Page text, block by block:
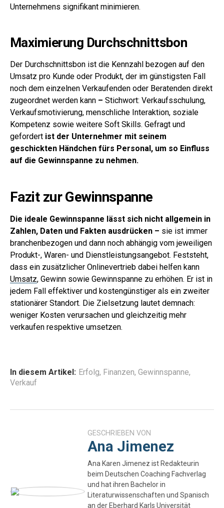
Unternehmens signifikant minimieren.
Maximierung Durchschnittsbon
Der Durchschnittsbon ist die Kennzahl bezogen auf den
Umsatz pro Kunde oder Produkt, der im günstigsten Fall
noch dem einzelnen Verkaufenden oder Beratenden direkt
zugeordnet werden kann – Stichwort: Verkaufsschulung,
Verkaufsmotivierung, menschliche Interaktion, soziale
Kompetenz sowie weitere Soft Skills. Gefragt und
gefordert ist der Unternehmer mit seinem
geschickten Händchen fürs Personal, um so Einfluss
auf die Gewinnspanne zu nehmen.
Fazit zur Gewinnspanne
Die ideale Gewinnspanne lässt sich nicht allgemein in
Zahlen, Daten und Fakten ausdrücken – sie ist immer
branchenbezogen und dann noch abhängig vom jeweiligen
Produkt-, Waren- und Dienstleistungsangebot. Feststeht,
dass ein zusätzlicher Onlinevertrieb dabei helfen kann
Umsatz, Gewinn sowie Gewinnspanne zu erhöhen. Er ist in
jedem Fall effektiver und kostengünstiger als ein zweiter
stationärer Standort. Die Zielsetzung lautet demnach:
weniger Kosten verursachen und gleichzeitig mehr
verkaufen respektive umsetzen.
In diesem Artikel: Erfolg, Finanzen, Gewinnspanne,
Verkauf
GESCHRIEBEN VON
Ana Jimenez
Ana Karen Jimenez ist Redakteurin
beim Deutschen Coaching Fachverlag
und hat ihren Bachelor in
Literaturwissenschaften und Spanisch
an der Eberhard Karls Universität